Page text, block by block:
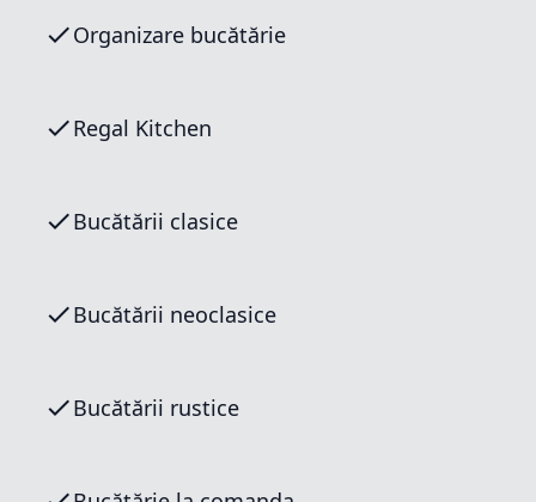
Organizare bucătărie
Regal Kitchen
Bucătării clasice
Bucătării neoclasice
Bucătării rustice